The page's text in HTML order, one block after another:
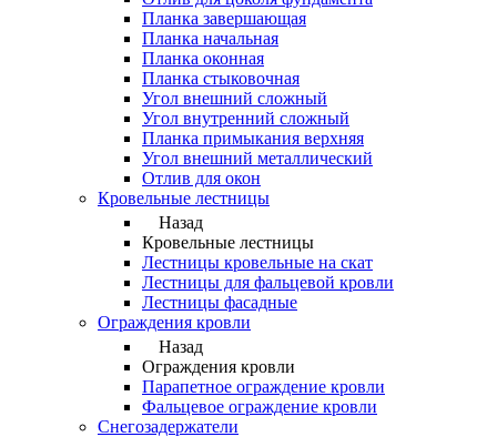
Планка завершающая
Планка начальная
Планка оконная
Планка стыковочная
Угол внешний сложный
Угол внутренний сложный
Планка примыкания верхняя
Угол внешний металлический
Отлив для окон
Кровельные лестницы
Назад
Кровельные лестницы
Лестницы кровельные на скат
Лестницы для фальцевой кровли
Лестницы фасадные
Ограждения кровли
Назад
Ограждения кровли
Парапетное ограждение кровли
Фальцевое ограждение кровли
Снегозадержатели